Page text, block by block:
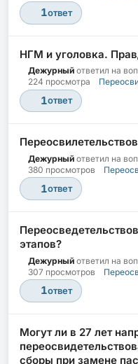
1ответ
НГМ и уголовка.
Дежурный ответил на
224 просмотра
1ответ
Дежурный ответил на
380 просмотров
1ответ
этапов?
Дежурный ответил на
307 просмотров
1ответ
Могут ли в 27 лет
сборы при замене